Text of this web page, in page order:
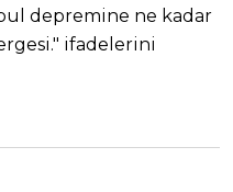
depremine ne kadar
ifadelerini